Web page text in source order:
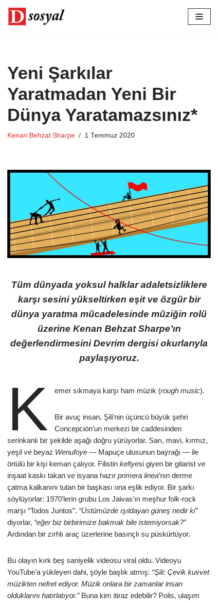
İçeriğe
Yeni Şarkılar
Yaratmadan Yeni Bir
Dünya Yaratamazsınız*
Kenan Behzat Sharpe 1 Temmuz 2020
Tüm dünyada yoksul halklar adaletsizliklere
karşı sesini yükseltirken eşit ve özgür bir
dünya yaratma mücadelesinde müziğin rolü
üzerine Kenan Behzat Sharpe’ın
değerlendirmesini Devrim dergisi okurlarıyla
paylaşıyoruz.
K emer sıkmaya karşı ham müzik (rough music).
Bir avuç insan, Şili’nin üçüncü büyük şehri
Concepción’un merkezi bir caddesinden
serinkanlı bir şekilde aşağı doğru yürüyorlar. Sarı, mavi, kırmız,
yeşil ve beyaz Wenufoye — Mapuçe ulusunun bayrağı — ile
örtülü bir kişi keman çalıyor. Filistin kefiyesi giyen bir gitarist ve
inşaat kaskı takan ve isyana hazır primera linea’nın derme
çatma kalkanını tutan bir başkası ona eşlik ediyor. Bir şarkı
söylüyorlar: 1970’lerin grubu Los Jaivas’ın meşhur folk-rock
marşı “Todos Juntos”. “Üstümüzde ışıldayan güneş nedir ki”
diyorlar, “eğer biz birbirimize bakmak bile istemiyorsak?”
Ardından bir zırhlı araç üzerlerine basınçlı su püskürtüyor.
Bu olayın kırk beş saniyelik videosu viral oldu. Videoyu
YouTube’a yükleyen dahi, şöyle başlık atmış: “Şili: Çevik kuvvet
müzikten nefret ediyor. Müzik onlara bir zamanlar insan
olduklarını hatırlatıyor.”Buna kim itiraz edebilir? Polis, ulaşım